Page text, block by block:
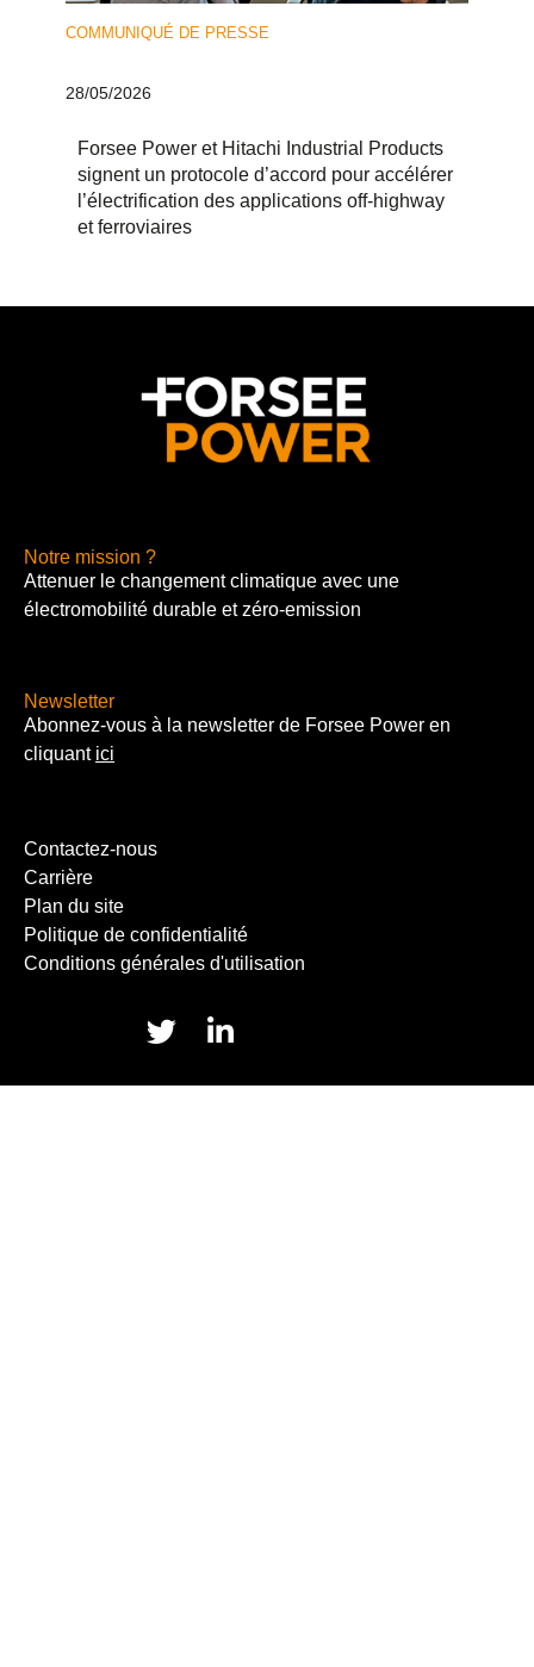
COMMUNIQUÉ DE PRESSE
28/05/2026
Forsee Power et Hitachi Industrial Products
signent un protocole d’accord pour accélérer
l’électrification des applications off-highway
et ferroviaires
Notre mission ?
Attenuer le changement climatique avec une
électromobilité durable et zéro-emission
Newsletter
Abonnez-vous à la newsletter de Forsee Power en
cliquant ici
Contactez-nous
Carrière
Plan du site
Politique de confidentialité
Conditions générales d'utilisation